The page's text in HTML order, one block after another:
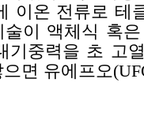
이온 전류로 테
술이 액체식 혹
기중력을 초 고
면 유에프오